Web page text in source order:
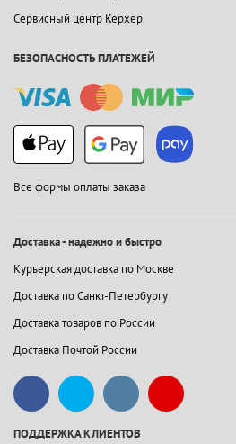
Сервисный центр Керхер
БЕЗОПАСНОСТЬ ПЛАТЕЖЕЙ
Все формы оплаты заказа
Доставка - надежно и быстро
Курьерская доставка по Москве
Доставка по Санкт-Петербургу
Доставка товаров по России
Доставка Почтой России
ПОДДЕРЖКА КЛИЕНТОВ